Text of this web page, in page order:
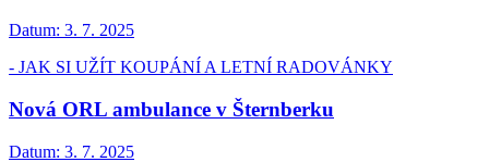
Datum: 3. 7. 2025
- JAK SI UŽÍT KOUPÁNÍ A LETNÍ RADOVÁNKY
Nová ORL ambulance v Šternberku
Datum: 3. 7. 2025